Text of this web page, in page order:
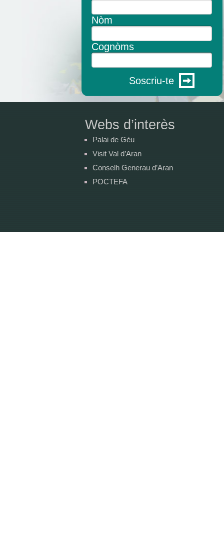
Nòm
Cognòms
Soscriu-te
Webs d’interès
Palai de Gèu
Visit Val d’Aran
Conselh Generau d’Aran
POCTEFA